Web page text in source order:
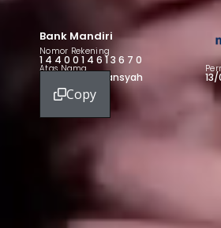
Bank Mandiri
Nomor Rekening
1440014613670
Atas Nama
Dio Sasta Yuhansyah
Copy